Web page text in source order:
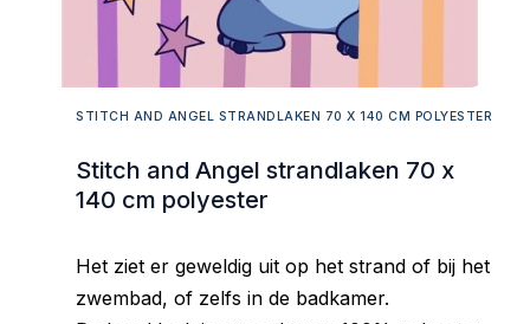
STITCH AND ANGEL STRANDLAKEN 70 X 140 CM POLYESTER
Stitch and Angel strandlaken 70 x
140 cm polyester
Het ziet er geweldig uit op het strand of bij het
zwembad, of zelfs in de badkamer.